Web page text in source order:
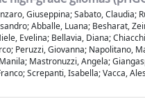
Giuseppina; Sabato, Claudia;
Abballe, Luana; Besharat,
Evelina; Bellavia, Diana;
Peruzzi, Giovanna; Napolitano,
Mastronuzzi, Angela;
Screpanti, Isabella; Vacca,